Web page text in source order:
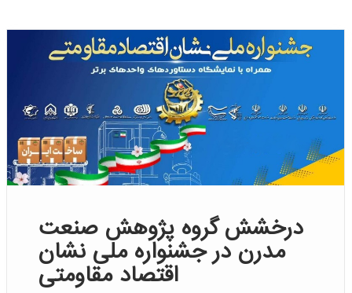
درخشش گروه پژوهش صنعت
مدرن در جشنواره ملی نشان
اقتصاد مقاومتی